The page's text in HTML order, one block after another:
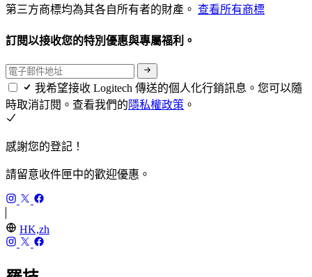
第三方商標均為其各自所有者的財產。 查看所有商標
訂閱以接收您的特別優惠與專屬福利。
我希望接收 Logitech 傳送的個人化行銷訊息。您可以隨
時取消訂閱。查看我們的隱私權政策 。
感謝您的登記！
請留意收件匣中的歡迎優惠。
HK,zh